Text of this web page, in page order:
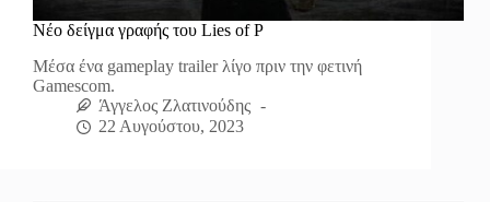
Νέο δείγμα γραφής του Lies of P
Μέσα ένα gameplay trailer λίγο πριν την φετινή
Gamescom.
Άγγελος Ζλατινούδης
22 Αυγούστου, 2023